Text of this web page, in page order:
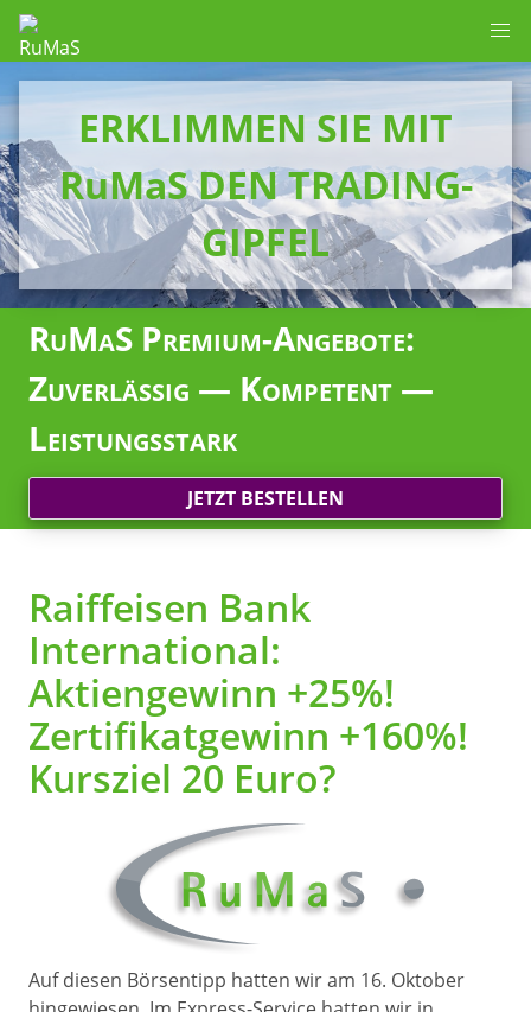
ERKLIMMEN SIE MIT
RuMaS DEN TRADING-
GIPFEL
RuMaS Premium-Angebote:
Zuverlässig — Kompetent —
Leistungsstark
JETZT BESTELLEN
Raiffeisen Bank
International:
Aktiengewinn +25%!
Zertifikatgewinn +160%!
Kursziel 20 Euro?
Auf diesen Börsentipp hatten wir am 16. Oktober